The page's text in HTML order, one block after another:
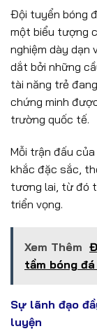
Đội tuyển bóng
một biểu tượng
nghiệm dày
dắt bởi những
tài năng trẻ
chứng minh
trường quốc tế.
Mỗi trận đấu
khắc đặc sắc,
tương lai, từ đó
triển vọng.
Xem Thêm
tầm bóng
Sự lãnh đạo
luyện